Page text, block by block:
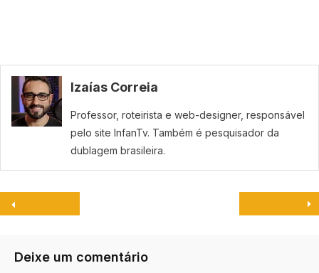
Izaías Correia
Professor, roteirista e web-designer, responsável
pelo site InfanTv. Também é pesquisador da
dublagem brasileira.
Deixe um comentário